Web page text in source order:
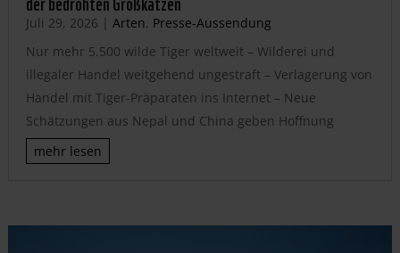
Juli 29, 2026 | Arten, Presse-Aussendung
Nur mehr 5.500 wilde Tiger weltweit – Wilderei und
illegaler Handel weitgehend ungestraft – Verlagerung von
Handel mit Tiger-Präparaten ins Internet – Neue
Schätzungen aus Nepal und China geben Hoffnung
mehr lesen